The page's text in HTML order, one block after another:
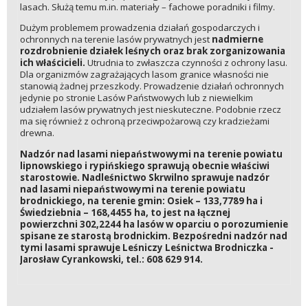
lasach. Służą temu m.in. materiały – fachowe poradniki i filmy.
Dużym problemem prowadzenia działań gospodarczych i
ochronnych na terenie lasów prywatnych jest nadmierne
rozdrobnienie działek leśnych oraz brak zorganizowania
ich właścicieli. Utrudnia to zwłaszcza czynności z ochrony lasu.
Dla organizmów zagrażających lasom granice własności nie
stanowią żadnej przeszkody. Prowadzenie działań ochronnych
jedynie po stronie Lasów Państwowych lub z niewielkim
udziałem lasów prywatnych jest nieskuteczne. Podobnie rzecz
ma się również z ochroną przeciwpożarową czy kradzieżami
drewna.
Nadzór nad lasami niepaństwowymi na terenie powiatu
lipnowskiego i rypińskiego sprawują obecnie właściwi
starostowie. Nadleśnictwo Skrwilno sprawuje nadzór
nad lasami niepaństwowymi na terenie powiatu
brodnickiego, na terenie gmin: Osiek – 133,7789 ha i
Świedziebnia – 168,4455 ha, to jest na łącznej
powierzchni 302,2244 ha lasów w oparciu o porozumienie
spisane ze starostą brodnickim. Bezpośredni nadzór nad
tymi lasami sprawuje Leśniczy Leśnictwa Brodniczka -
Jarosław Cyrankowski, tel.: 608 629 914.